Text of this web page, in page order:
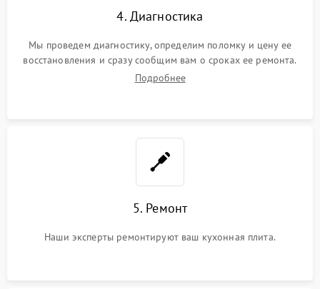
4. Диагностика
Мы проведем диагностику, определим поломку и цену ее
восстановления и сразу сообщим вам о сроках ее ремонта.
Подробнее
5. Ремонт
Наши эксперты ремонтируют ваш кухонная плита.